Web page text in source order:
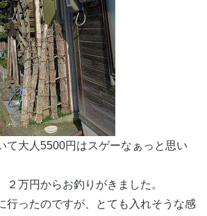
て大人5500円はスゲーなぁっと思い
２万円からお釣りがきました。
行ったのですが、とても入れそうな感